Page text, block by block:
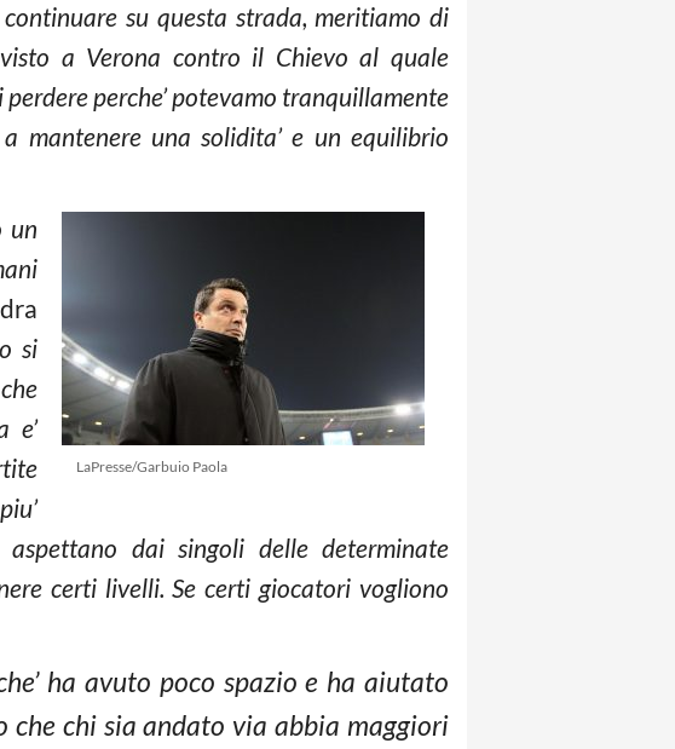
su questa strada, meritiamo di
a Verona contro il Chievo al quale
perche’ potevamo tranquillamente
mantenere una solidita’ e un equilibrio
LaPresse/Garbuio Paola
un
si
e’
dai singoli delle determinate
certi livelli. Se certi giocatori vogliono
ha avuto poco spazio e ha aiutato
che chi sia andato via abbia maggiori